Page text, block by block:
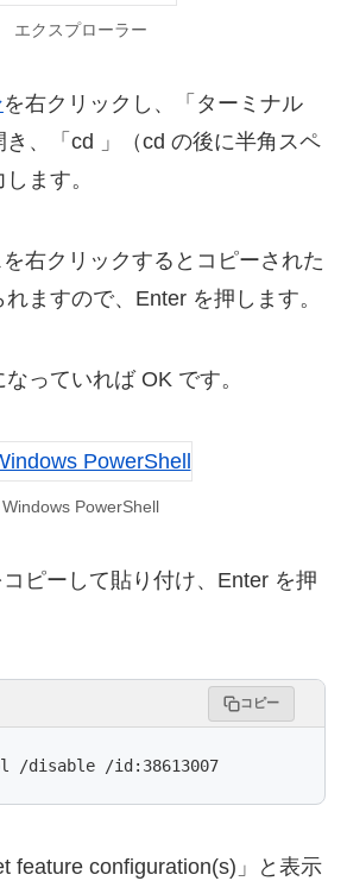
エクスプローラー
を右クリックし、「ターミナル
き、「cd 」（cd の後に半角スペ
ます。
右クリックするとコピーされた
ますので、Enter を押します。
っていれば OK です。
Windows PowerShell
ピーして貼り付け、Enter を押
コピー
/disable /id:38613007
feature configuration(s)」と表示